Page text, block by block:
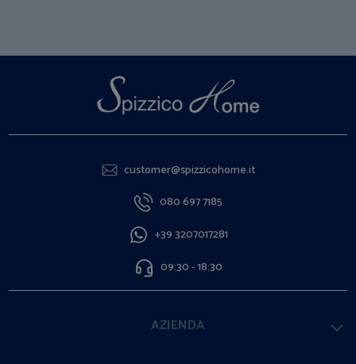
customer@spizzicohome.it
080 697 7185
+39 3207017281
09:30 - 18:30
AZIENDA